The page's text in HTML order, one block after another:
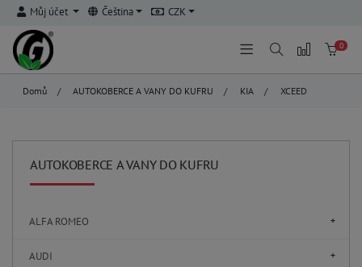
Můj účet Čeština CZK
0
Domů / AUTOKOBERCE A VANY DO KUFRU / KIA / XCEED
AUTOKOBERCE A VANY DO KUFRU
ALFA ROMEO
AUDI